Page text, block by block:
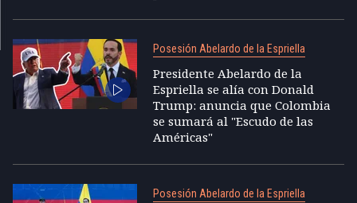
Posesión Abelardo de la Espriella
Presidente Abelardo de la
Espriella se alía con Donald
Trump: anuncia que Colombia
se sumará al "Escudo de las
Américas"
Posesión Abelardo de la Espriella